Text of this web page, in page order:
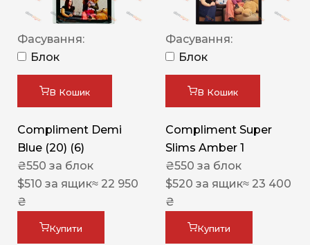
Фасування:
Блок
В Кошик
Compliment Demi
Blue (20) (6)
₴550 за блок
$510 за ящик≈ 22 950
₴
Купити
Фасування:
Блок
В Кошик
Compliment Super
Slims Amber 1
₴550 за блок
$520 за ящик≈ 23 400
₴
Купити